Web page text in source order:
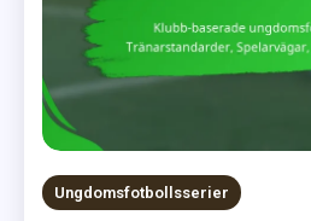
Ungdomsfotbollsserier